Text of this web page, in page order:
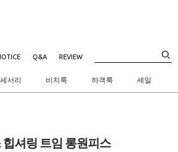
Q&A REVIEW
서리 비치룩 하객룩 세일
셔링 트임 롱원피스